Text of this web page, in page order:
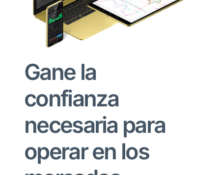
Gane la
confianza
necesaria para
operar en los